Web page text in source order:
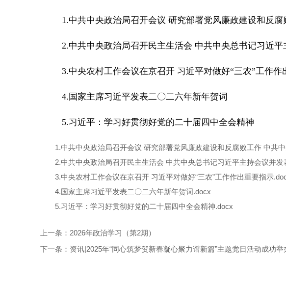
1.中共中央政治局召开会议 研究部署党风廉政建设和反
2.中共中央政治局召开民主生活会 中共中央总书记习近
3.中央农村工作会议在京召开 习近平对做好“三农”工作作
4.国家主席习近平发表二〇二六年新年贺词
5.习近平：学习好贯彻好党的二十届四中全会精神
1.中共中央政治局召开会议 研究部署党风廉政建设和反腐败工作 中共
2.中共中央政治局召开民主生活会 中共中央总书记习近平主持会议并发
3.中央农村工作会议在京召开 习近平对做好“三农”工作作出重要指示
4.国家主席习近平发表二〇二六年新年贺词.docx
5.习近平：学习好贯彻好党的二十届四中全会精神.docx
上一条：2026年政治学习（第2期）
下一条：资讯|2025年“同心筑梦贺新春凝心聚力谱新篇”主题党日活动成功举